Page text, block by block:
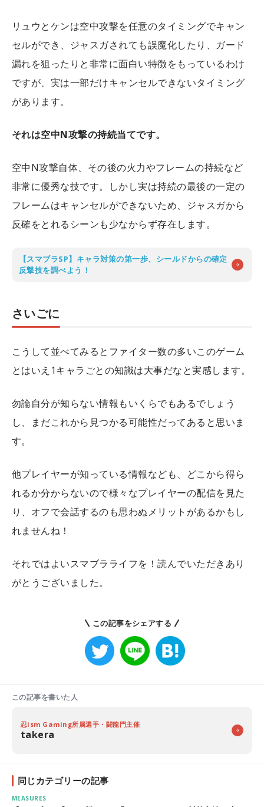
リュウとケンは空中攻撃を任意のタイミングでキャン
セルができ、ジャスガされても誤魔化したり、ガード
漏れを狙ったりと非常に面白い特徴をもっているわけ
ですが、実は一部だけキャンセルできないタイミング
があります。
それは空中N攻撃の持続当てです。
空中N攻撃自体、その後の火力やフレームの持続など
非常に優秀な技です。しかし実は持続の最後の一定の
フレームはキャンセルができないため、ジャスガから
反確をとれるシーンも少なからず存在します。
【スマブラSP】キャラ対策の第一歩、シールドからの確定
反撃技を調べよう！
さいごに
こうして並べてみるとファイター数の多いこのゲーム
とはいえ1キャラごとの知識は大事だなと実感します。
勿論自分が知らない情報もいくらでもあるでしょう
し、まだこれから見つかる可能性だってあると思いま
す。
他プレイヤーが知っている情報なども、どこから得ら
れるか分からないので様々なプレイヤーの配信を見た
り、オフで会話するのも思わぬメリットがあるかもし
れませんね！
それではよいスマブラライフを！読んでいただきあり
がとうございました。
この記事をシェアする
この記事を書いた人
忍ism Gaming所属選手・闘龍門主催
takera
同じカテゴリーの記事
MEASURES